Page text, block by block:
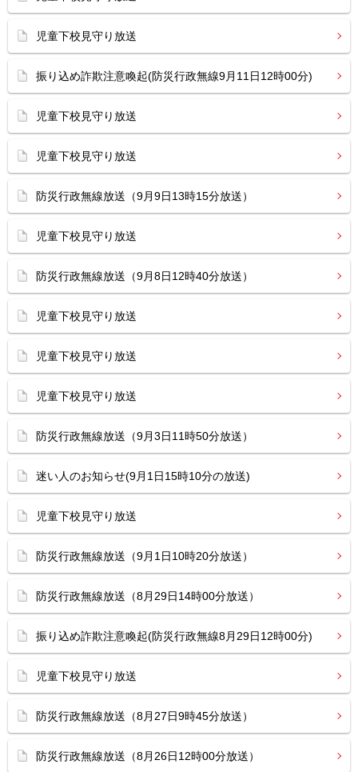
児童下校見守り放送
振り込め詐欺注意喚起(防災行政無線9月11日12時00分)
児童下校見守り放送
児童下校見守り放送
防災行政無線放送（9月9日13時15分放送）
児童下校見守り放送
防災行政無線放送（9月8日12時40分放送）
児童下校見守り放送
児童下校見守り放送
児童下校見守り放送
防災行政無線放送（9月3日11時50分放送）
迷い人のお知らせ(9月1日15時10分の放送)
児童下校見守り放送
防災行政無線放送（9月1日10時20分放送）
防災行政無線放送（8月29日14時00分放送）
振り込め詐欺注意喚起(防災行政無線8月29日12時00分)
児童下校見守り放送
防災行政無線放送（8月27日9時45分放送）
防災行政無線放送（8月26日12時00分放送）